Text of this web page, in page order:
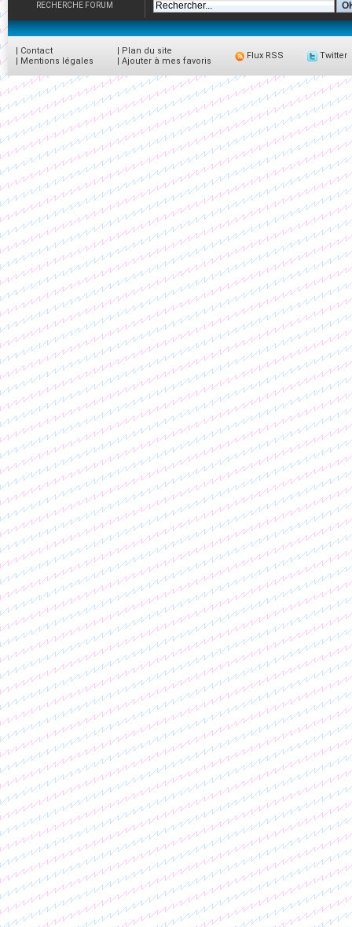
RECHERCHE FORUM
| Contact
| Mentions légales
| Plan du site
| Ajouter à mes favoris
Flux RSS Twitter